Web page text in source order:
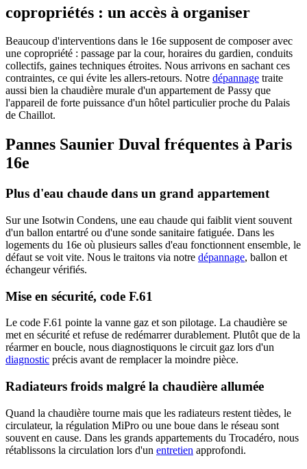
copropriétés : un accès à organiser
Beaucoup d'interventions dans le 16e supposent de composer avec
une copropriété : passage par la cour, horaires du gardien, conduits
collectifs, gaines techniques étroites. Nous arrivons en sachant ces
contraintes, ce qui évite les allers-retours. Notre dépannage traite
aussi bien la chaudière murale d'un appartement de Passy que
l'appareil de forte puissance d'un hôtel particulier proche du Palais
de Chaillot.
Pannes Saunier Duval fréquentes à Paris
16e
Plus d'eau chaude dans un grand appartement
Sur une Isotwin Condens, une eau chaude qui faiblit vient souvent
d'un ballon entartré ou d'une sonde sanitaire fatiguée. Dans les
logements du 16e où plusieurs salles d'eau fonctionnent ensemble, le
défaut se voit vite. Nous le traitons via notre dépannage, ballon et
échangeur vérifiés.
Mise en sécurité, code F.61
Le code F.61 pointe la vanne gaz et son pilotage. La chaudière se
met en sécurité et refuse de redémarrer durablement. Plutôt que de la
réarmer en boucle, nous diagnostiquons le circuit gaz lors d'un
diagnostic précis avant de remplacer la moindre pièce.
Radiateurs froids malgré la chaudière allumée
Quand la chaudière tourne mais que les radiateurs restent tièdes, le
circulateur, la régulation MiPro ou une boue dans le réseau sont
souvent en cause. Dans les grands appartements du Trocadéro, nous
rétablissons la circulation lors d'un entretien approfondi.